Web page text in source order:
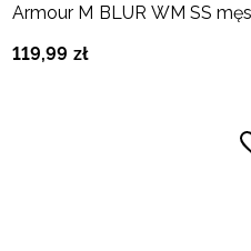
Armour M BLUR WM SS
119,99 zł